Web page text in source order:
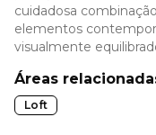
cuidadosa
elementos
visualmente
Áreas
Loft